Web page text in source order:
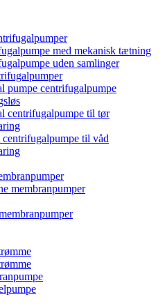
med mekanisk tætning
uden samlinger
pumpe centrifugalpumpe
centrifugalpumpe til tør
til våd
membranpumper